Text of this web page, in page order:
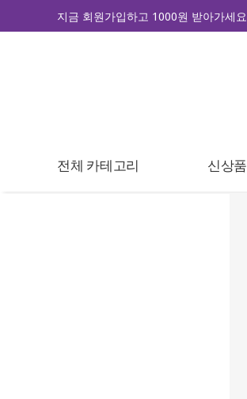
지금 회원가입하고 1000원 받아가세요
전체 카테고리 신상품